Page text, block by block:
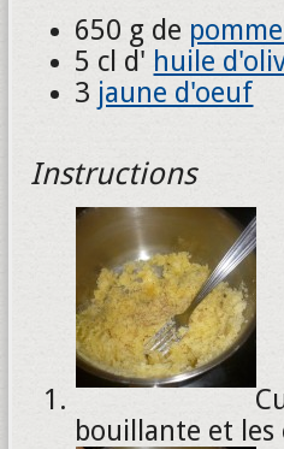
650 g de
5 cl d' huile
3 jaune d'oeuf
Instructions
bouillante et les